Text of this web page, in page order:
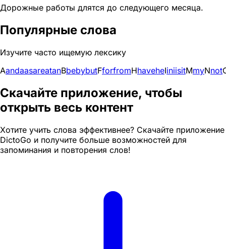
Дорожные работы длятся до следующего месяца.
Популярные слова
Изучите часто ищемую лексику
AandaasareatanBbebybutFforfromHhaveheIiniisitMmyNnot
Скачайте приложение, чтобы
открыть весь контент
Хотите учить слова эффективнее? Скачайте приложение
DictoGo и получите больше возможностей для
запоминания и повторения слов!